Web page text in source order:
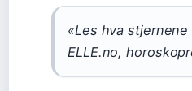
«Les hva
ELLE.no,